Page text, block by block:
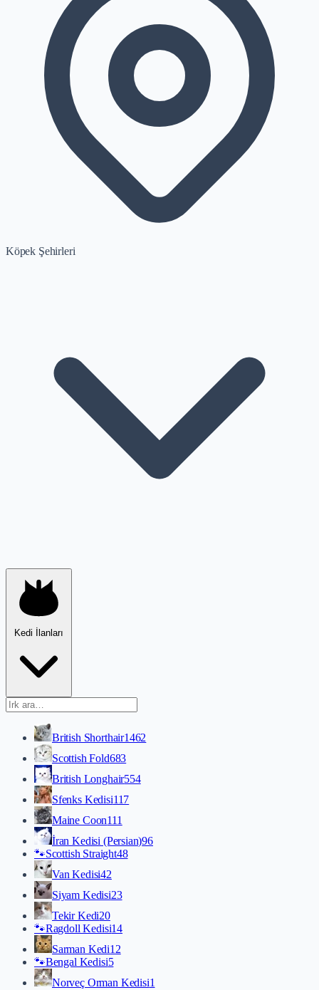
Köpek Şehirleri
Kedi İlanları
British Shorthair1462
Scottish Fold683
British Longhair554
Sfenks Kedisi117
Maine Coon111
İran Kedisi (Persian)96
🐾Scottish Straight48
Van Kedisi42
Siyam Kedisi23
Tekir Kedi20
🐾Ragdoll Kedisi14
Sarman Kedi12
🐾Bengal Kedisi5
Norveç Orman Kedisi1